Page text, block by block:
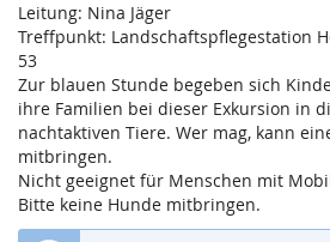
Leitung: Nina Jäger
Treffpunkt: Landschaftspflegestation
53
Zur blauen Stunde begeben sich
ihre Familien bei dieser Exkursion in
nachtaktiven Tiere. Wer mag, kann
mitbringen.
Nicht geeignet für Menschen mit
Bitte keine Hunde mitbringen.